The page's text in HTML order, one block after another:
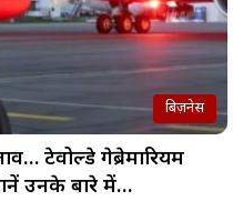
बिज़नेस
टेवोल्डे गेब्रेमारियम
उनके बारे में…